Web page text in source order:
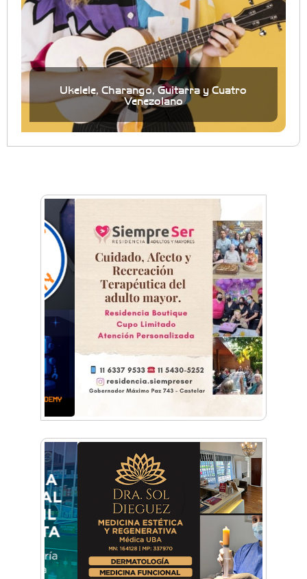
Ukelele, Charango, Guitarra y Cuatro
Venezolano